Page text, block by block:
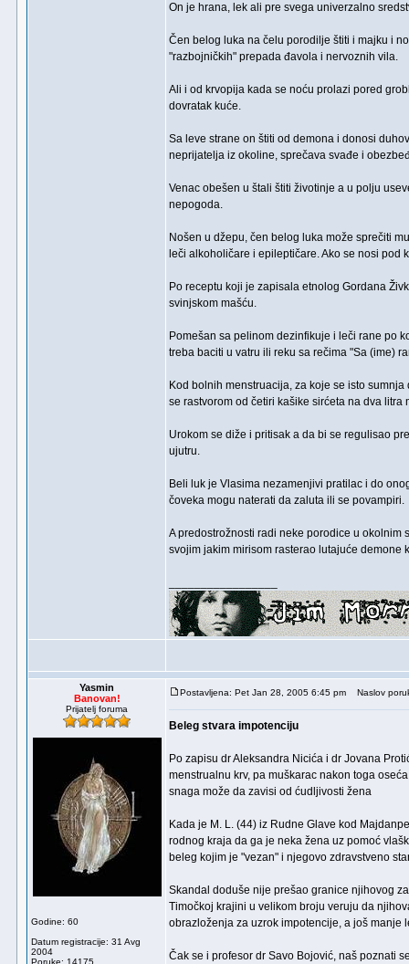
On je hrana, lek ali pre svega univerzalno
Čen belog luka na čelu porodilje štiti i majku i
"razbojničkih" prepada đavola i nervoznih vila.
Ali i od krvopija kada se noću prolazi pored
dovratak kuće.
Sa leve strane on štiti od demona i donosi
neprijatelja iz okoline, sprečava svađe i
Venac obešen u štali štiti životinje a u polju
nepogoda.
Nošen u džepu, čen belog luka može sprečiti
leči alkoholičare i epileptičare. Ako se nosi
Po receptu koji je zapisala etnolog Gordana
svinjskom mašću.
Pomešan sa pelinom dezinfikuje i leči rane po
treba baciti u vatru ili reku sa rečima "Sa (ime)
Kod bolnih menstruacija, za koje se isto
se rastvorom od četiri kašike sirćeta na dva litra
Urokom se diže i pritisak a da bi se regulisao
ujutru.
Beli luk je Vlasima nezamenjivi pratilac i do
čoveka mogu naterati da zaluta ili se povampiri.
A predostrožnosti radi neke porodice u
svojim jakim mirisom rasterao lutajuće demone
Yasmin
Banovan!
Prijatelj foruma
Godine: 60
Datum registracije: 31 Avg
2004
Poruke: 14175
Postavljena: Pet Jan 28, 2005 6:45 pm Naslov
Beleg stvara impotenciju
Po zapisu dr Aleksandra Nicića i dr Jovana
menstrualnu krv, pa muškarac nakon toga
snaga može da zavisi od ćudljivosti žena
Kada je M. L. (44) iz Rudne Glave kod
rodnog kraja da ga je neka žena uz pomoć
beleg kojim je "vezan" i njegovo zdravstveno
Skandal doduše nije prešao granice njihovog
Timočkoj krajini u velikom broju veruju da
obrazloženja za uzrok impotencije, a još manje
Čak se i profesor dr Savo Bojović, naš poznati